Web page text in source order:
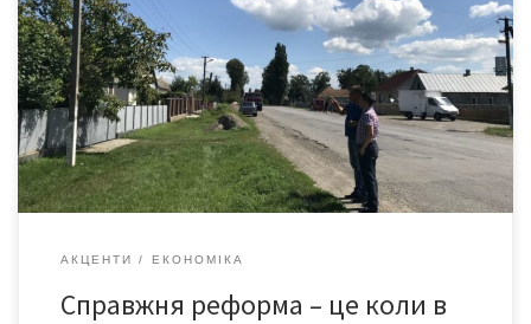
просто створювати джерела світла! У Мамалигівській ОТГ це
усвідомили ще 2016-го і почали займатися вуличним
освітленням. Як і передбачали експерти, об’єднаних
територіальних громад стає все більше, а обсяги
передбачених на них коштів субвенцій не зростають. Тож поки
новостворені ОТГ, застрибуючи в останній вагон […]
АКЦЕНТИ ЕКОНОМІКА
Справжня реформа – це коли в